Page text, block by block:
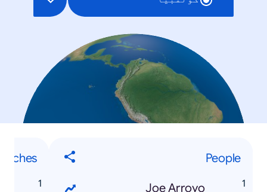
People
Joe Arroyo